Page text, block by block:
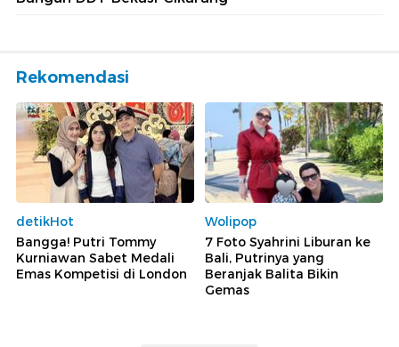
Rekomendasi
detikHot
Bangga! Putri Tommy
Kurniawan Sabet Medali
Emas Kompetisi di London
Wolipop
7 Foto Syahrini Liburan ke
Bali, Putrinya yang
Beranjak Balita Bikin
Gemas